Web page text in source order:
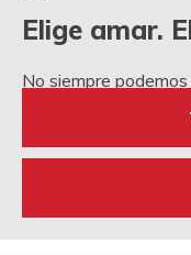
Elige amar.
No siempre